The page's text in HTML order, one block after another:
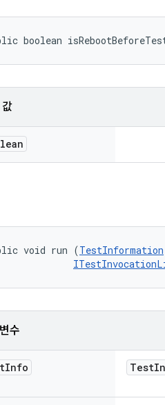
boolean
void run (TestInformation
수
Info Test